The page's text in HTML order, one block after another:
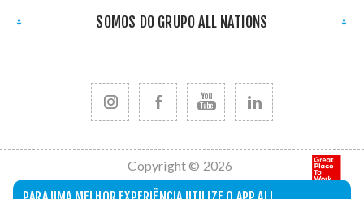
SOMOS DO GRUPO ALL NATIONS
Copyright © 2026
All Nations. Todos